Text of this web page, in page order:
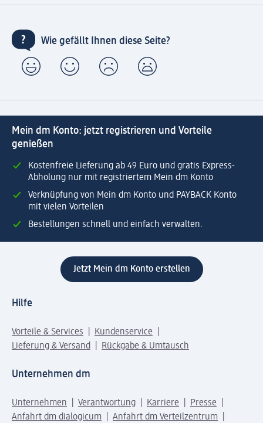
Wie gefällt Ihnen diese Seite?
Mein dm Konto: jetzt registrieren und Vorteile
genießen
Kostenfreie Lieferung ab 49 Euro und gratis Express-
Abholung nur mit registriertem Mein dm Konto
Verknüpfung von Mein dm Konto und PAYBACK Konto
mit vielen Vorteilen
Bestellungen schnell und einfach verwalten.
Jetzt Mein dm Konto erstellen
Hilfe
Vorteile & Services
Kundenservice
Lieferung & Versand
Rückgabe & Umtausch
Unternehmen dm
Unternehmen Verantwortung Karriere
Presse
Anfahrt dm dialogicum
Anfahrt dm Verteilzentrum